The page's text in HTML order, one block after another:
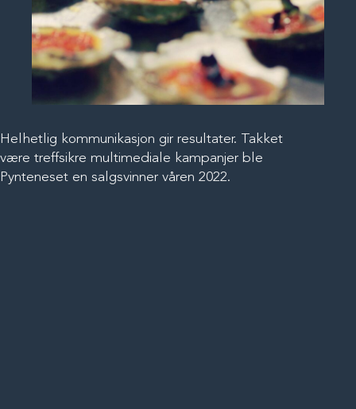
Helhetlig kommunikasjon gir resultater. Takket
være treffsikre multimediale kampanjer ble
Pynteneset en salgsvinner våren 2022.